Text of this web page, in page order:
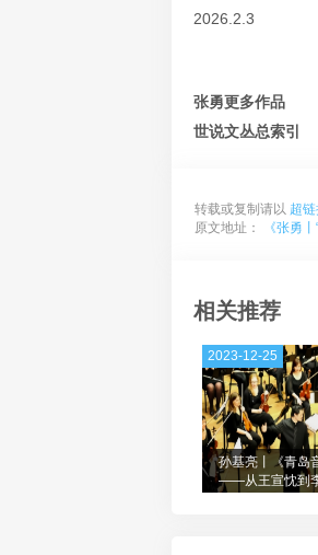
2026.2.3
张勇更多作品
世说文丛总索引
转载或复制请以 超
原文地址：
《张勇
相关推荐
孙基亮丨《青岛
——从王宣忱到
2023-12-25